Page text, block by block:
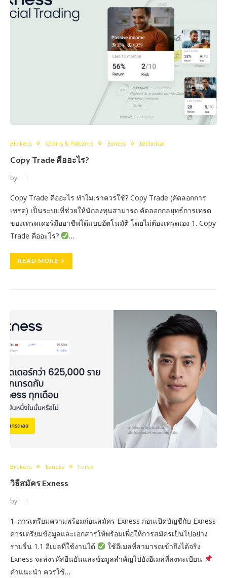
Brokers Charts & Patterns Exness technical
Copy Trade คืออะไร?
by
Copy Trade คืออะไร ทำไมเราควรใช้? Copy Trade (คัดลอกการ
เทรด) เป็นระบบที่ช่วยให้นักลงทุนสามารถ คัดลอกกลยุทธ์การเทรด
ของเทรดเดอร์มืออาชีพได้แบบอัตโนมัติ โดยไม่ต้องเทรดเอง 1. Copy
Trade คืออะไร?
…
READ MORE
Brokers Exness Forex
วิธีสมัคร Exness
by
1. การเตรียมความพร้อมก่อนสมัคร Exness ก่อนเปิดบัญชีกับ Exness
ควรเตรียมข้อมูลและเอกสารให้พร้อมเพื่อให้การสมัครเป็นไปอย่าง
ราบรื่น 1.1 อีเมลที่ใช้งานได้
ใช้อีเมลที่สามารถเข้าถึงได้จริง
Exness จะส่งรหัสยืนยันและข้อมูลสำคัญไปยังอีเมลที่ลงทะเบียน
คำแนะนำ ควรใช้…